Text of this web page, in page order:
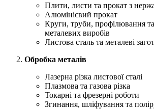
Плити, листи та прокат з
Алюмінієвий прокат
Круги, труби, профілювання
металевих виробів
Листова сталь та металеві
Обробка металів
Лазерна різка листової сталі
Плазмова та газова різка
Токарні та фрезерні роботи
Згинання, шліфування та